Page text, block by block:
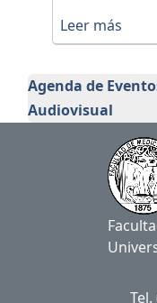
Comisión
Agenda de
Audiovisual
Leer más